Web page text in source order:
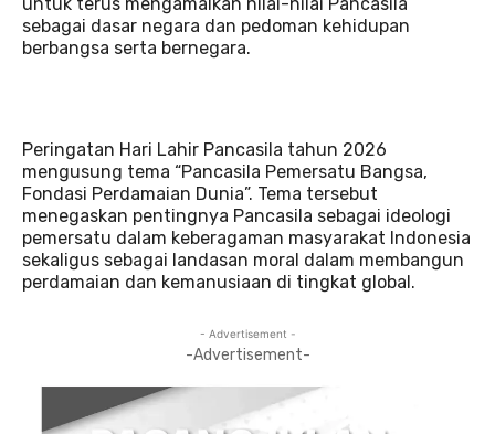
sebagai dasar negara dan pedoman kehidupan
berbangsa serta bernegara.
Peringatan Hari Lahir Pancasila tahun 2026
mengusung tema “Pancasila Pemersatu Bangsa,
Fondasi Perdamaian Dunia”. Tema tersebut
menegaskan pentingnya Pancasila sebagai ideologi
pemersatu dalam keberagaman masyarakat Indonesia
sekaligus sebagai landasan moral dalam membangun
perdamaian dan kemanusiaan di tingkat global.
- Advertisement -
-Advertisement-